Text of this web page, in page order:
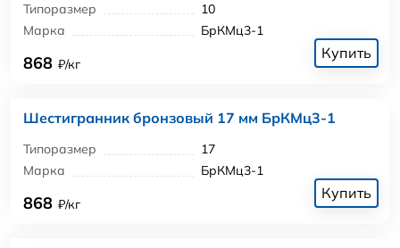
Типоразмер
10
Марка
БрКМц3-1
868 ₽/кг
Купить
Шестигранник бронзовый 17 мм БрКМц3-1
Типоразмер
17
Марка
БрКМц3-1
868 ₽/кг
Купить